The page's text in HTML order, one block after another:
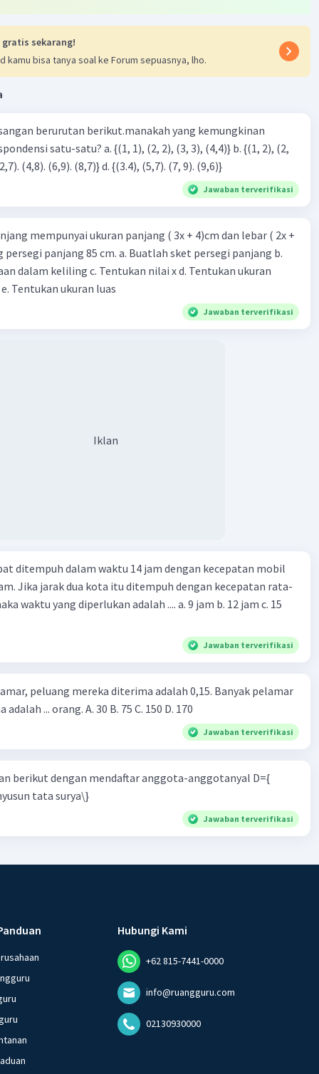
= 0
+ 2) = 0
2) = 0
nol dari fungsi kuadrat di atas adalah 4 dan -⅔
gratis sekarang!
kamu bisa tanya soal ke Forum sepuasnya, lho.
berurutan berikut.manakah yang kemungkinan
3), (3, 4). (4,5)} c. {(2,7). (4,8). (6,9). (8,7)} d. {(3.4), (5,7). (7, 9). (9,6)}
Jawaban terverifikasi
mempunyai ukuran panjang ( 3x + 4)cm dan lebar ( 2x +
persegi panjang 85 cm. a. Buatlah sket persegi panjang b.
dalam keliling c. Tentukan nilai x d. Tentukan ukuran
Tentukan ukuran luas
Jawaban terverifikasi
Iklan
ditempuh dalam waktu 14 jam dengan kecepatan mobil
Jika jarak dua kota itu ditempuh dengan kecepatan rata-
yang diperlukan adalah .... a. 9 jam b. 12 jam c. 15
Jawaban terverifikasi
peluang mereka diterima adalah 0,15. Banyak pelamar
... orang. A. 30 B. 75 C. 150 D. 170
Jawaban terverifikasi
berikut dengan mendaftar anggota-anggotanyal D={
tata surya\}
Jawaban terverifikasi
Hubungi Kami
+62 815-7441-0000
info@ruangguru.com
02130930000